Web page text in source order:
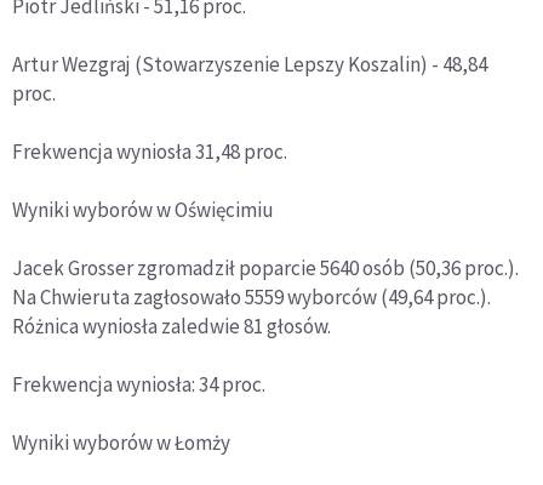
Piotr Jedliński - 51,16 proc.
Artur Wezgraj (Stowarzyszenie Lepszy Koszalin) - 48,84
proc.
Frekwencja wyniosła 31,48 proc.
Wyniki wyborów w Oświęcimiu
Jacek Grosser zgromadził poparcie 5640 osób (50,36 proc.).
Na Chwieruta zagłosowało 5559 wyborców (49,64 proc.).
Różnica wyniosła zaledwie 81 głosów.
Frekwencja wyniosła: 34 proc.
Wyniki wyborów w Łomży